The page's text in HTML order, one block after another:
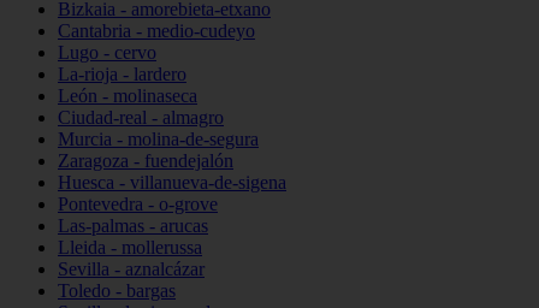
Bizkaia - amorebieta-etxano
Cantabria - medio-cudeyo
Lugo - cervo
La-rioja - lardero
León - molinaseca
Ciudad-real - almagro
Murcia - molina-de-segura
Zaragoza - fuendejalón
Huesca - villanueva-de-sigena
Pontevedra - o-grove
Las-palmas - arucas
Lleida - mollerussa
Sevilla - aznalcázar
Toledo - bargas